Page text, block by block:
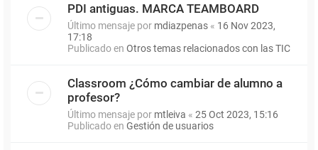
PDI antiguas. MARCA TEAMBOARD
Último mensaje por mdiazpenas « 16 Nov 2023,
17:18
Publicado en Otros temas relacionados con las TIC
Classroom ¿Cómo cambiar de alumno a
profesor?
Último mensaje por mtleiva « 25 Oct 2023, 15:16
Publicado en Gestión de usuarios